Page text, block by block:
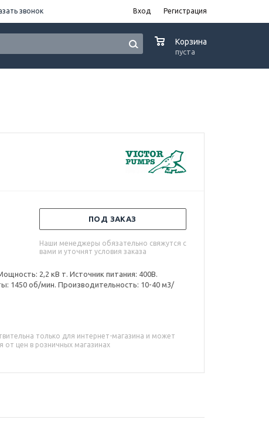
звонок Вход Регистрация
Корзина
пуста
ПОД ЗАКАЗ
Наши менеджеры обязательно свяжутся с
вами и уточнят условия заказа
2,2 кВ т. Источник питания: 400В.
1450 об/мин. Производительность: 10-40 м3/
только для интернет-магазина и может
от цен в розничных магазинах